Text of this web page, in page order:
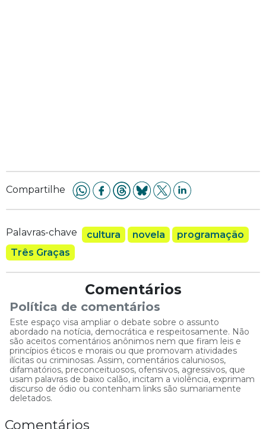
Compartilhe
Palavras-chave cultura novela
programação
Três Graças
Comentários
Política de comentários
Este espaço visa ampliar o debate sobre o assunto
abordado na notícia, democrática e respeitosamente. Não
são aceitos comentários anônimos nem que firam leis e
princípios éticos e morais ou que promovam atividades
ilícitas ou criminosas. Assim, comentários caluniosos,
difamatórios, preconceituosos, ofensivos, agressivos, que
usam palavras de baixo calão, incitam a violência, exprimam
discurso de ódio ou contenham links são sumariamente
deletados.
Comentários